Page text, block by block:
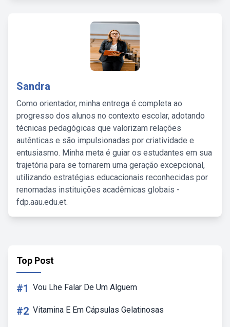
Sandra
Como orientador, minha entrega é completa ao
progresso dos alunos no contexto escolar, adotando
técnicas pedagógicas que valorizam relações
autênticas e são impulsionadas por criatividade e
entusiasmo. Minha meta é guiar os estudantes em sua
trajetória para se tornarem uma geração excepcional,
utilizando estratégias educacionais reconhecidas por
renomadas instituições acadêmicas globais -
fdp.aau.edu.et.
Top Post
#1 Vou Lhe Falar De Um Alguem
#2 Vitamina E Em Cápsulas Gelatinosas